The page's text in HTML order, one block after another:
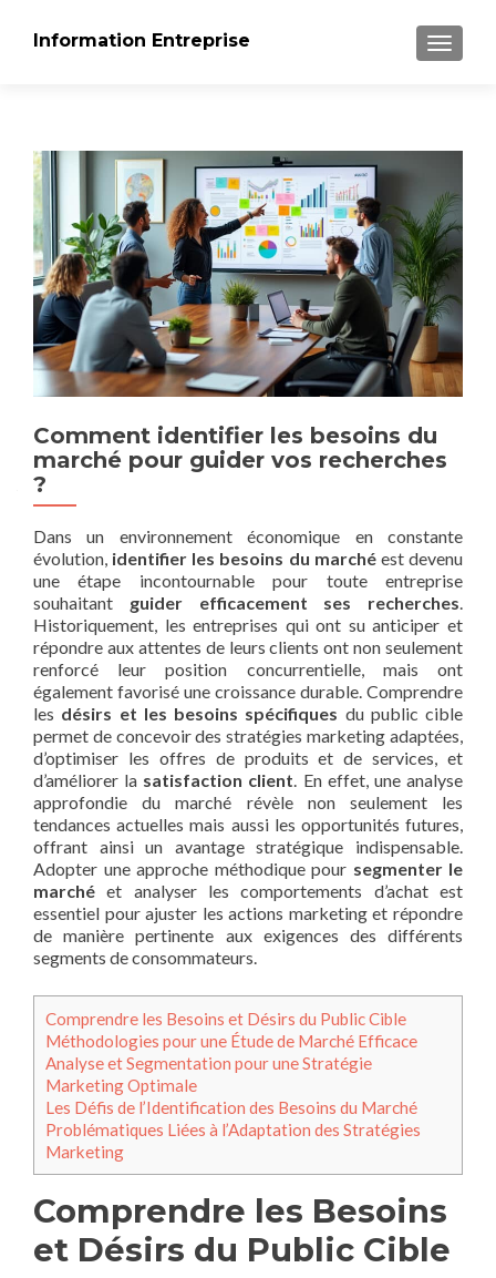
Information Entreprise
Comment identifier les besoins du
marché pour guider vos recherches
?
Dans un environnement économique en constante
évolution, identifier les besoins du marchéest devenu
une étape incontournable pour toute entreprise
souhaitant guider efficacement ses recherches
Historiquement, les entreprises qui ont su anticiper et
répondre aux attentes de leurs clients ont non seulement
renforcé leur position concurrentielle, mais ont
également favorisé une croissance durable. Comprendre
les désirs et les besoins spécifiques du public cible
permet de concevoir des stratégies marketing adaptées,
d’optimiser les offres de produits et de services, et
d’améliorer la satisfaction client . En effet, une analyse
approfondie du marché révèle non seulement les
tendances actuelles mais aussi les opportunités futures,
offrant ainsi un avantage stratégique indispensable.
Adopter une approche méthodique pour segmenter le
marché et analyser les comportements d’achat est
essentiel pour ajuster les actions marketing et répondre
de manière pertinente aux exigences des différents
segments de consommateurs.
Comprendre les Besoins et Désirs du Public Cible
Méthodologies pour une Étude de Marché Efficace
Analyse et Segmentation pour une Stratégie
Marketing Optimale
Les Défis de l’Identification des Besoins du Marché
Problématiques Liées à l’Adaptation des Stratégies
Marketing
Comprendre les Besoins
et Désirs du Public Cible